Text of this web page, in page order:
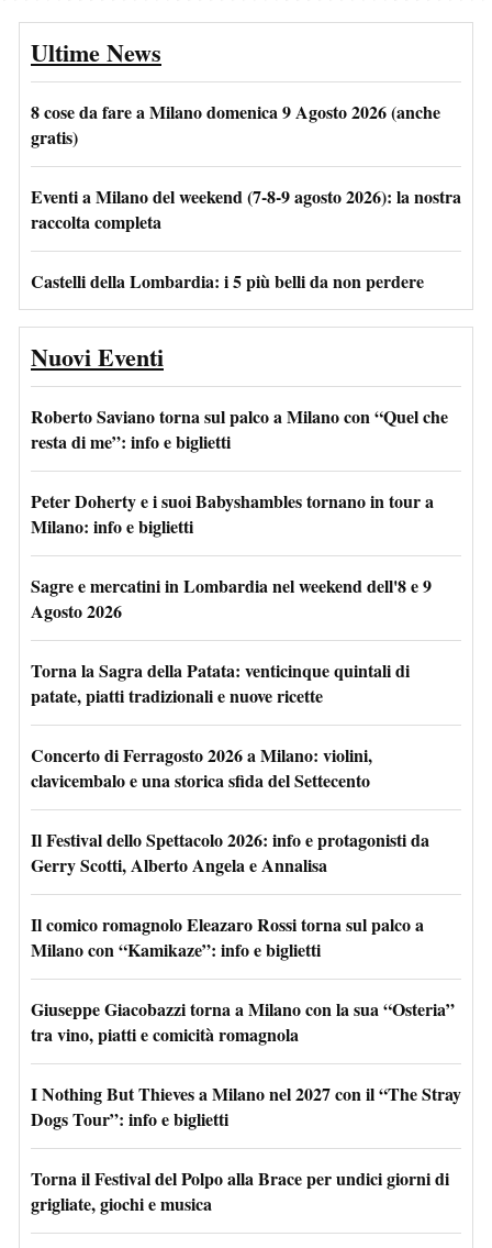
Ultime News
8 cose da fare a Milano domenica 9 Agosto 2026 (anche
gratis)
Eventi a Milano del weekend (7-8-9 agosto 2026): la nostra
raccolta completa
Castelli della Lombardia: i 5 più belli da non perdere
Nuovi Eventi
Roberto Saviano torna sul palco a Milano con “Quel che
resta di me”: info e biglietti
Peter Doherty e i suoi Babyshambles tornano in tour a
Milano: info e biglietti
Sagre e mercatini in Lombardia nel weekend dell'8 e 9
Agosto 2026
Torna la Sagra della Patata: venticinque quintali di
patate, piatti tradizionali e nuove ricette
Concerto di Ferragosto 2026 a Milano: violini,
clavicembalo e una storica sfida del Settecento
Il Festival dello Spettacolo 2026: info e protagonisti da
Gerry Scotti, Alberto Angela e Annalisa
Il comico romagnolo Eleazaro Rossi torna sul palco a
Milano con “Kamikaze”: info e biglietti
Giuseppe Giacobazzi torna a Milano con la sua “Osteria”
tra vino, piatti e comicità romagnola
I Nothing But Thieves a Milano nel 2027 con il “The Stray
Dogs Tour”: info e biglietti
Torna il Festival del Polpo alla Brace per undici giorni di
grigliate, giochi e musica